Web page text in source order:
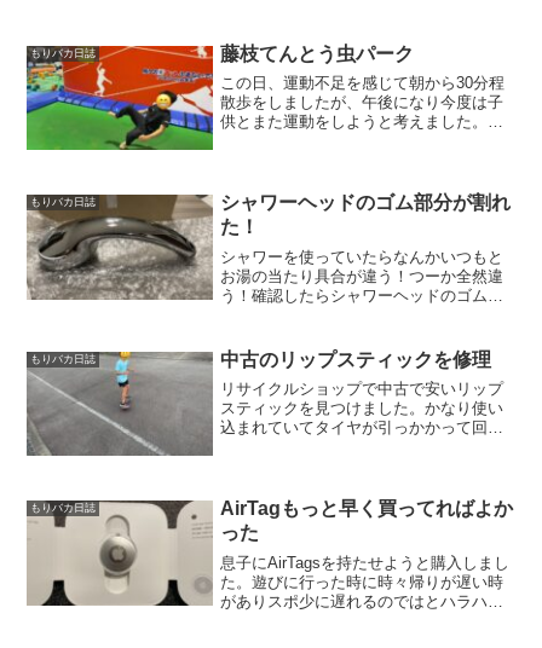
でも会社の年収以上の活躍が出来るサイ
トを作る事が出来たと思う...
もりバカ日誌 藤枝てんとう虫パーク
この日、運動不足を感じて朝から30分程
散歩をしましたが、午後になり今度は子
供とまた運動をしようと考えました。し
間コースにしましたが体...
もりバカ日誌
シャワーヘッドのゴム部分が割れ
た！
シャワーを使っていたらなんかいつもと
お湯の当たり具合が違う！つーか全然違
う！確認したらシャワーヘッドのゴム部
ッド エコフルスプレーシャワー(メッキ仕
様) ...
もりバカ日誌 中古のリップスティックを修理
リサイクルショップで中古で安いリップ
スティックを見つけました。かなり使い
込まれていてタイヤが引っかかって回り
してパーツクリーナーで汚...
もりバカ日誌
AirTagもっと早く買ってればよか
った
息子にAirTagsを持たせようと購入しまし
た。遊びに行った時に時々帰りが遅い時
がありスポ少に遅れるのではとハラハラ